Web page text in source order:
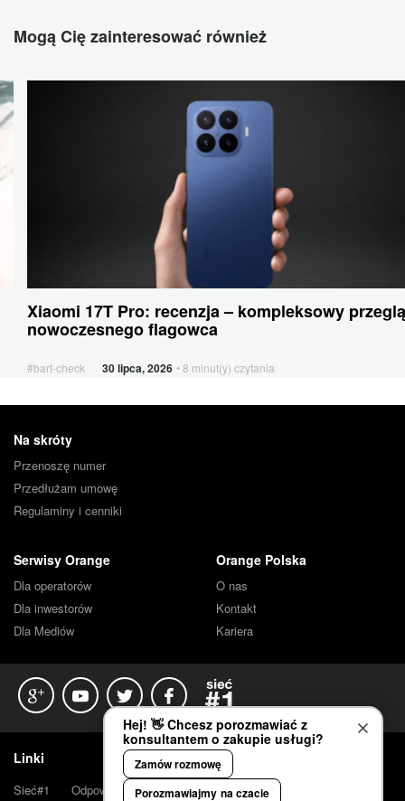
Mogą Cię zainteresować również
Xiaomi
Smartfony
i
inne
Xiaomi 17T Pro: recenzja – kompleksowy
nowoczesnego flagowca
#bart-check 30 lipca, 2026 • 8 minut(y) czytania
Na skróty
Przenoszę numer
Przedłużam umowę
Regulaminy i cenniki
Serwisy Orange
Dla operatorów
Dla inwestorów
Dla Mediów
Orange Polska
O nas
Kontakt
Kariera
Linki
Sieć#1 Odpowiedzialny biznes Zgłoś niebezpieczne treści
Google+YT Twitter FB Sieć#1